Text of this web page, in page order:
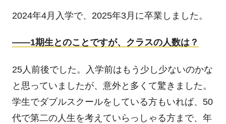
2024年4月入学で、 2025年3月に卒業しました。
――1期生とのことですが、クラスの人数は？
25人前後でした。入学前はもう少し少ないのかな
と思っていましたが、意外と多くて驚きました。
学生でダブルスクールをしている方もいれば、 50
代で第二の人生を考えていらっしゃる方まで、年